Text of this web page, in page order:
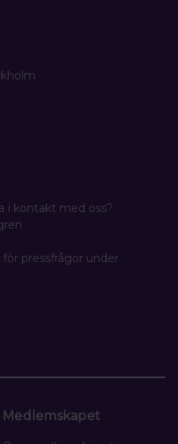
i kontakt med oss?
pressfrågor under
Medlemskapet